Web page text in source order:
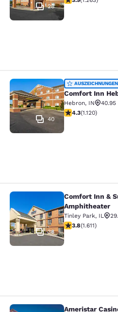
28
Comfort Inn
40
AUSZEICHNUNGEN
Comfort Inn
Hebron, IN
40.95
4.3-Sterne-
4.3(1.120)
Comfort Inn &
38
Comfort Inn &
Amphitheater
Tinley Park, IL
3.8-Sterne-
3.8(1.611)
Ameristar